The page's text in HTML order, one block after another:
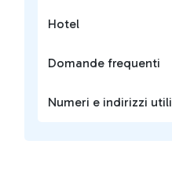
Hotel
Domande frequenti
Numeri e indirizzi utili